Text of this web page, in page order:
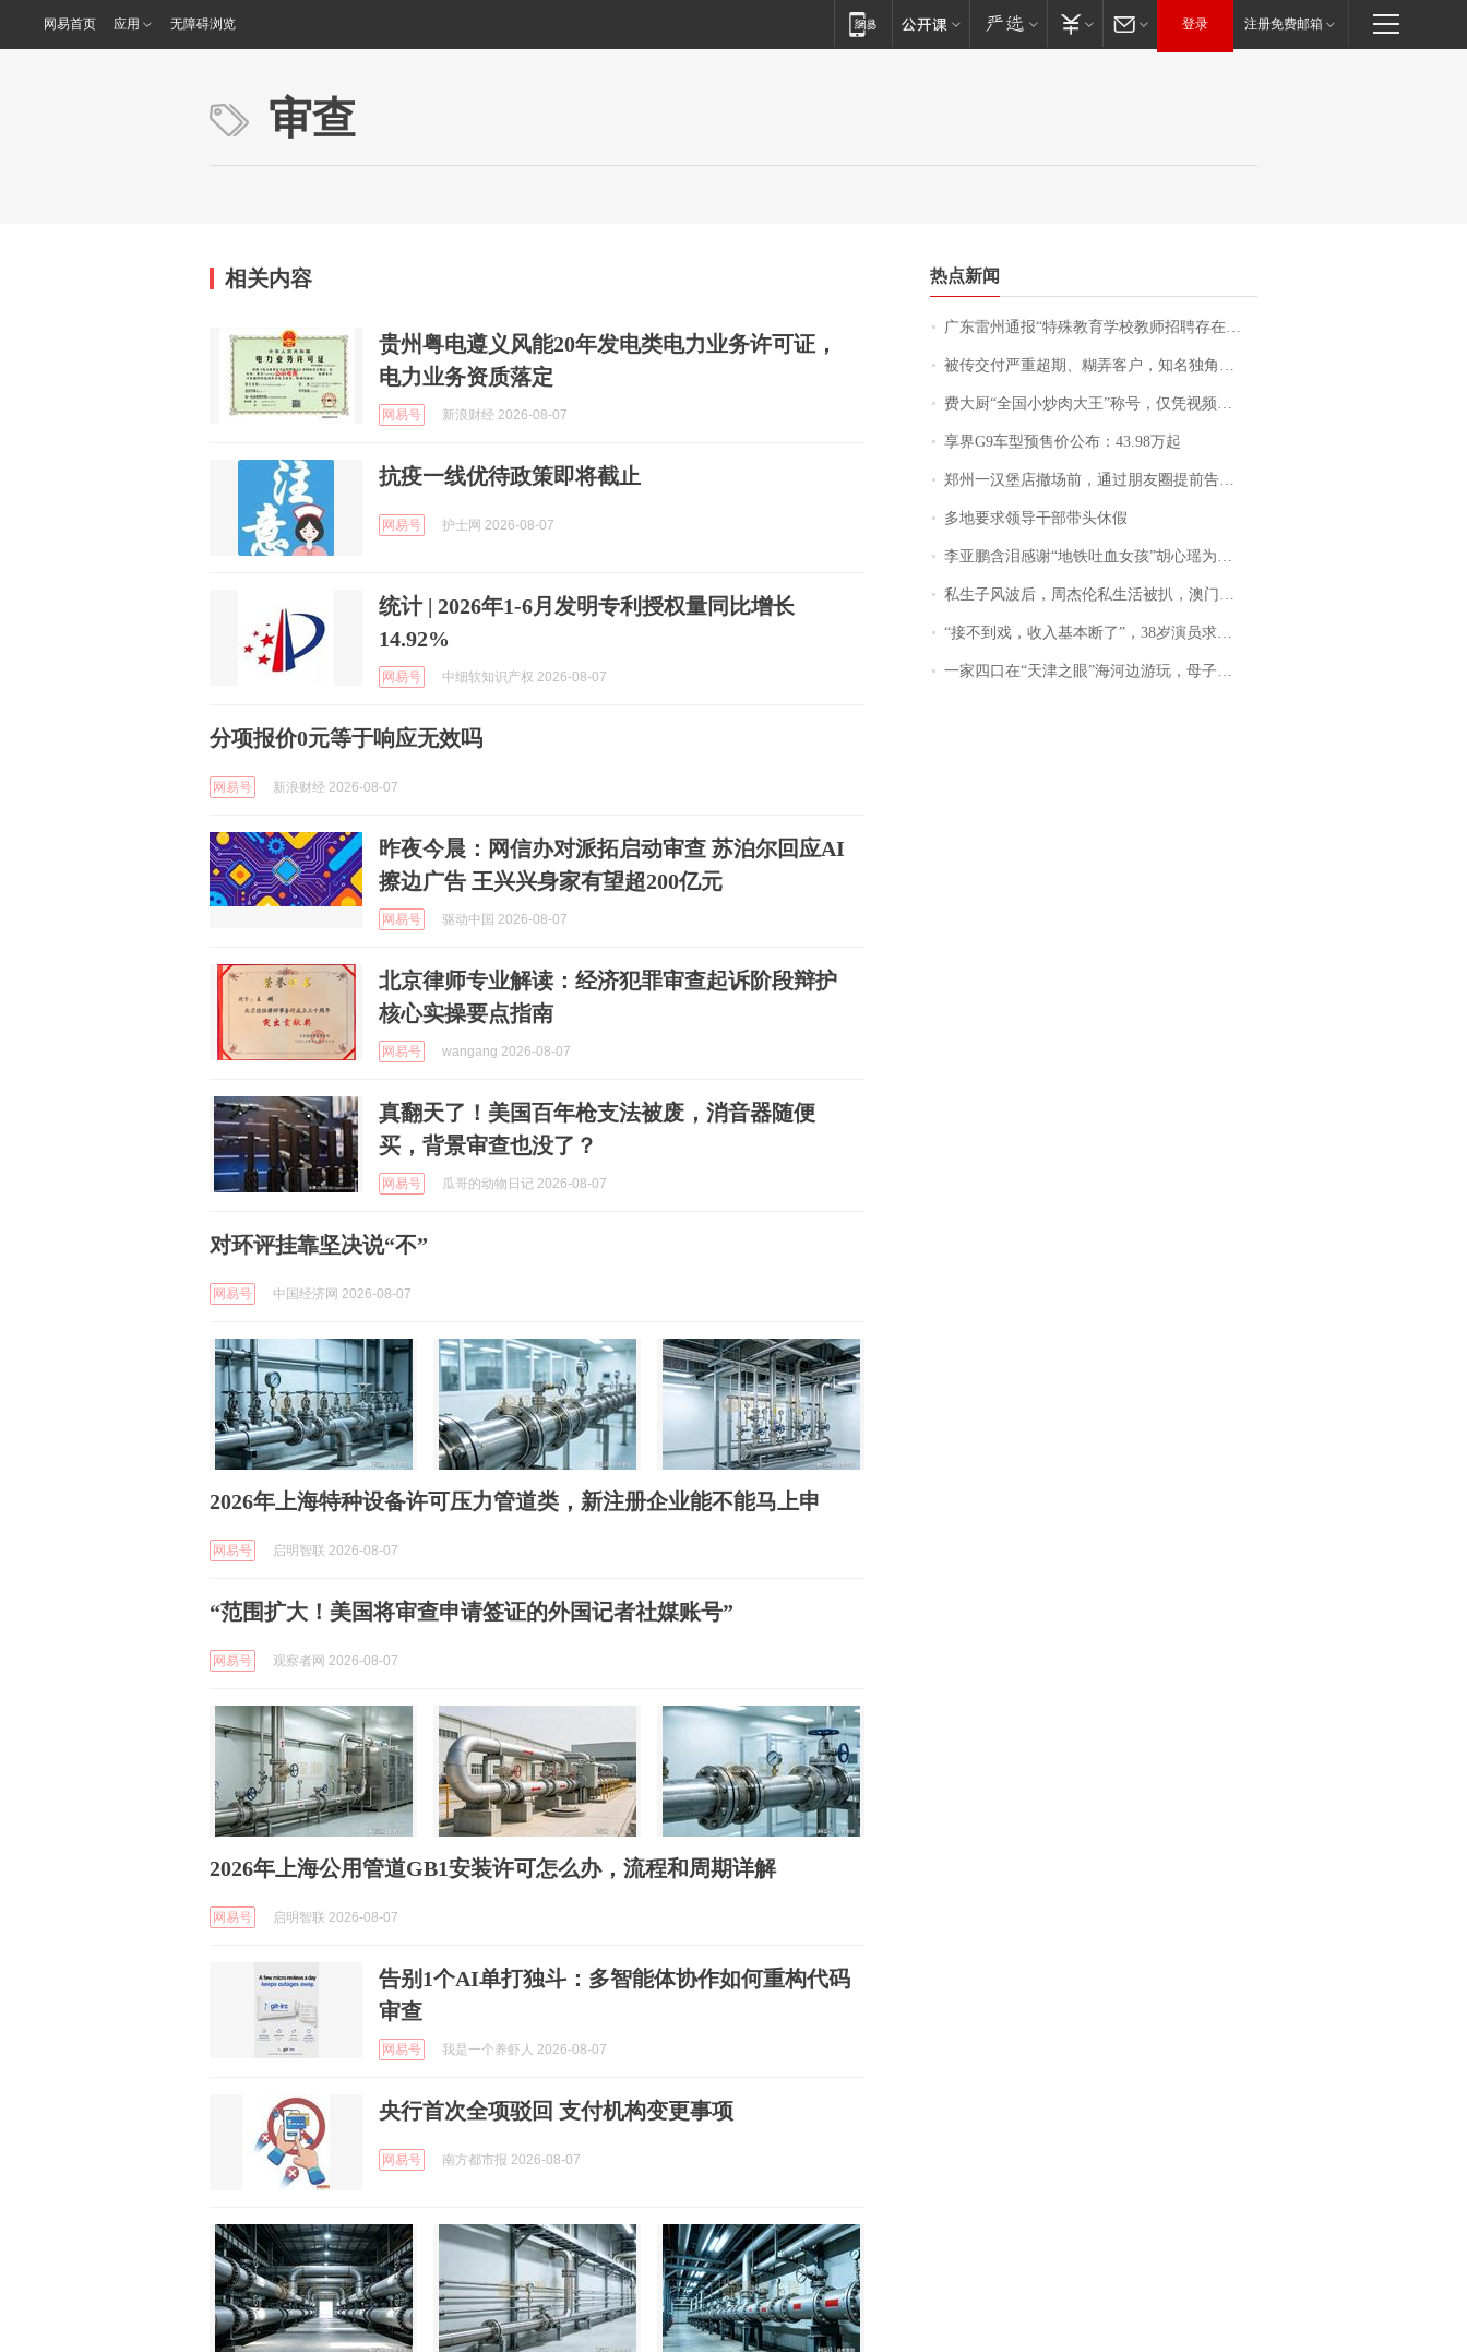
网易首页 应用 无障碍浏览 登录 注册免费邮箱
审查
相关内容
贵州粤电遵义风能20年发电类电力业务许可证，
电力业务资质落定
网易号 新浪财经 2026-08-07
抗疫一线优待政策即将截止
网易号 护士网 2026-08-07
统计 | 2026年1-6月发明专利授权量同比增长
14.92%
网易号 中细软知识产权 2026-08-07
分项报价0元等于响应无效吗
网易号 新浪财经 2026-08-07
昨夜今晨：网信办对派拓启动审查 苏泊尔回应AI
擦边广告 王兴兴身家有望超200亿元
网易号 驱动中国 2026-08-07
北京律师专业解读：经济犯罪审查起诉阶段辩护
核心实操要点指南
网易号 wangang 2026-08-07
真翻天了！美国百年枪支法被废，消音器随便
买，背景审查也没了？
网易号 瓜哥的动物日记 2026-08-07
对环评挂靠坚决说“不”
网易号 中国经济网 2026-08-07
2026年上海特种设备许可压力管道类，新注册企业能不能马上申
网易号 启明智联 2026-08-07
“范围扩大！美国将审查申请签证的外国记者社媒账号”
网易号 观察者网 2026-08-07
2026年上海公用管道GB1安装许可怎么办，流程和周期详解
网易号 启明智联 2026-08-07
告别1个AI单打独斗：多智能体协作如何重构代码
审查
网易号 我是一个养虾人 2026-08-07
央行首次全项驳回 支付机构变更事项
网易号 南方都市报 2026-08-07
热点新闻
广东雷州通报“特殊教育学校教师招聘存在违规行为”：已启动问责程序 副校长被停职
被传交付严重超期、糊弄客户，知名独角兽车企创始人回应：都没证据，将依法采取措施，“本人长期与美国交管局保持沟通，对方表示肯定”
费大厨“全国小炒肉大王”称号，仅凭视频评出？中国烹饪协会回应
享界G9车型预售价公布：43.98万起
郑州一汉堡店撤场前，通过朋友圈提前告知逐一退费，有顾客仅剩1元也全被退回，分文不少；顾客：言而有信，让人感动
多地要求领导干部带头休假
李亚鹏含泪感谢“地铁吐血女孩”胡心瑶为嫣然天使捐99999元：这份捐赠太沉重，尊重其捐赠意愿，个人向胡心瑶和她的病友之家各捐赠99999元
私生子风波后，周杰伦私生活被扒，澳门输10亿传闻早已经水落石出
“接不到戏，收入基本断了”，38岁演员求职景区NPC：工作量断崖式下跌，留给我试错的时间不多了
一家四口在“天津之眼”海河边游玩，母子俩不幸溺亡